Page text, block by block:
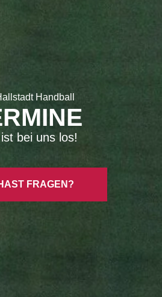
Handball
bei uns los!
FRAGEN?